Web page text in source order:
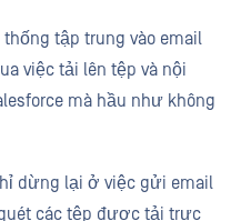
tập trung vào email
việc tải lên tệp và nội
mà hầu như không
dừng lại ở việc gửi email
các tệp được tải trực